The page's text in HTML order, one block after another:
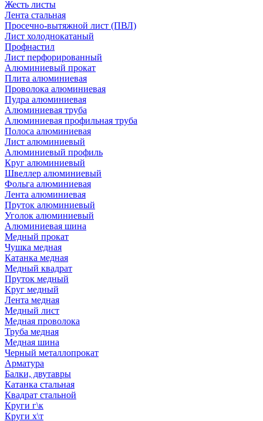
Жесть листы
Лента стальная
Просечно-вытяжной лист (ПВЛ)
Лист холоднокатаный
Профнастил
Лист перфорированный
Алюминиевый прокат
Плита алюминиевая
Проволока алюминиевая
Пудра алюминиевая
Алюминиевая труба
Алюминиевая профильная труба
Полоса алюминиевая
Лист алюминиевый
Алюминиевый профиль
Круг алюминиевый
Швеллер алюминиевый
Фольга алюминиевая
Лента алюминиевая
Пруток алюминиевый
Уголок алюминиевый
Алюминиевая шина
Медный прокат
Чушка медная
Катанка медная
Медный квадрат
Пруток медный
Круг медный
Лента медная
Медный лист
Медная проволока
Труба медная
Медная шина
Черный металлопрокат
Арматура
Балки, двутавры
Катанка стальная
Квадрат стальной
Круги г\к
Круги х\т